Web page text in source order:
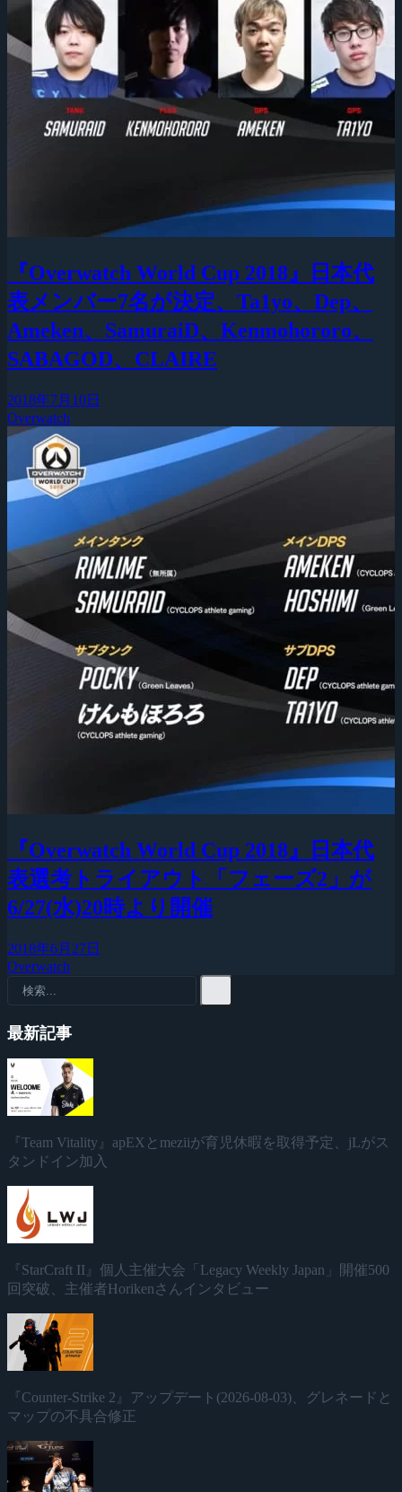
『Overwatch World Cup 2018』日本代
表メンバー7名が決定、Ta1yo、Dep、
Ameken、SamuraiD、Kenmohororo、
SABAGOD、CLAIRE
2018年7月10日
Overwatch
『Overwatch World Cup 2018』日本代
表選考トライアウト「フェーズ2」が
6/27(水)20時より開催
2018年6月27日
Overwatch
最新記事
『Team Vitality』apEXとmeziiが育児休暇を取得予定、jLがス
タンドイン加入
『StarCraft II』個人主催大会「Legacy Weekly Japan」開催500
回突破、主催者Horikenさんインタビュー
『Counter-Strike 2』アップデート(2026-08-03)、グレネードと
マップの不具合修正